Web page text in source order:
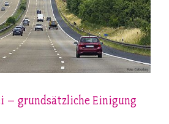
– grundsätzliche Einigung